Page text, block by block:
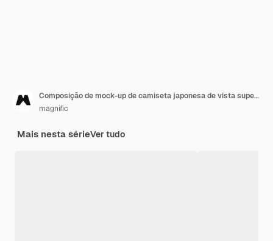
Composição de mock-up de camiseta japonesa de vista superior
magnific
Mais nesta sérieVer tudo